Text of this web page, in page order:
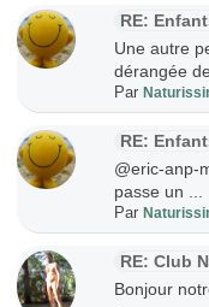
RE:
Une autre
dérangée
Par
RE:
@eric-anp-
passe un ...
Par
RE: Club
Bonjour